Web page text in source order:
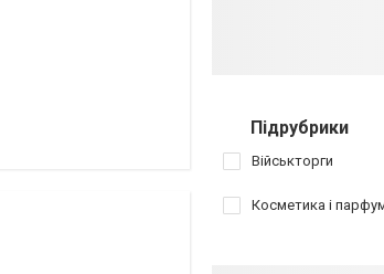
Підрубрики
Військторги
Косметика і